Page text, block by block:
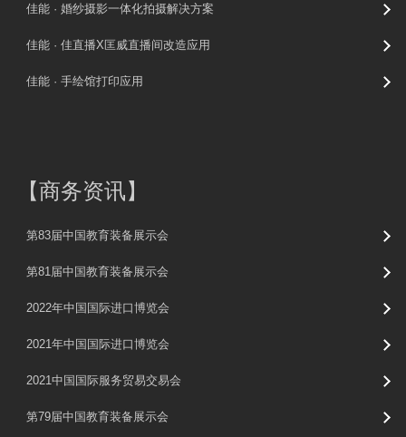
佳能 · 婚纱摄影一体化拍摄解决方案
佳能 · 佳直播X匡威直播间改造应用
佳能 · 手绘馆打印应用
【商务资讯】
第83届中国教育装备展示会
第81届中国教育装备展示会
2022年中国国际进口博览会
2021年中国国际进口博览会
2021中国国际服务贸易交易会
第79届中国教育装备展示会